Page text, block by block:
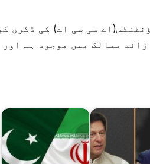
سی سی اے) کی ڈگری
کیا جاتا ہے جو دنیا کے 178 سے زائد